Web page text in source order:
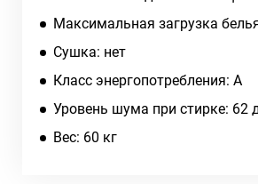
Максимальная загрузка
Сушка: нет
Класс энергопотребления: A
Уровень шума при стирке: 62
Вес: 60 кг